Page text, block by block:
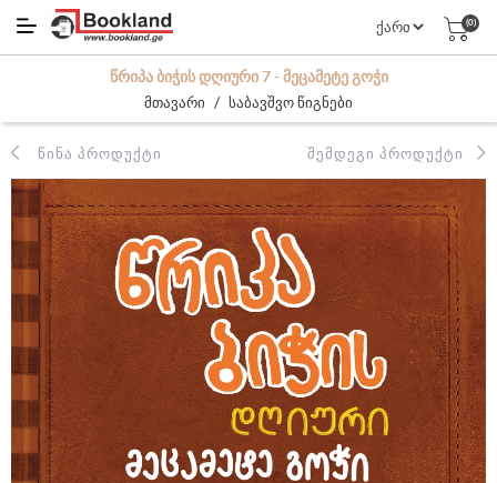
(0)
ᲬᲠᲘᲞᲐ ᲑᲘᲭᲘᲡ ᲓᲦᲘᲣᲠᲘ 7 - ᲛᲔᲪᲐᲛᲔᲢᲔ ᲒᲝᲭᲘ
მთავარი / საბავშვო წიგნები
ᲬᲘᲜᲐ ᲞᲠᲝᲓᲣᲥᲢᲘ ᲨᲔᲛᲓᲔᲒᲘ ᲞᲠᲝᲓᲣᲥᲢᲘ